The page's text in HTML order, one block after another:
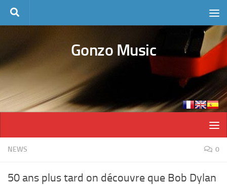
Skip to content
Gonzo Music
NEWS 0
50 ans plus tard on découvre que Bob Dylan